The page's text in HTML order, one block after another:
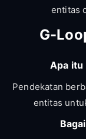
entitas
G-
Apa
Pendekatan
entitas